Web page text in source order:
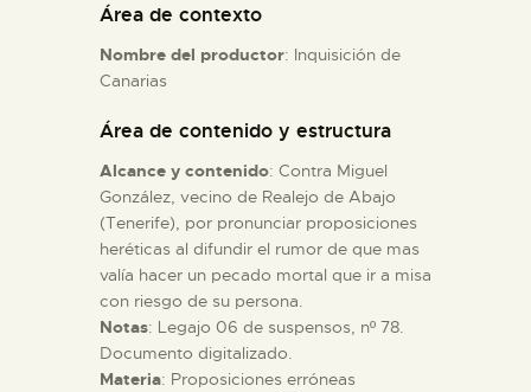
Área de contexto
Nombre del productor: Inquisición de
Canarias
Área de contenido y estructura
Alcance y contenido: Contra Miguel
González, vecino de Realejo de Abajo
(Tenerife), por pronunciar proposiciones
heréticas al difundir el rumor de que mas
valía hacer un pecado mortal que ir a misa
con riesgo de su persona.
Notas: Legajo 06 de suspensos, nº 78.
Documento digitalizado.
Materia: Proposiciones erróneas